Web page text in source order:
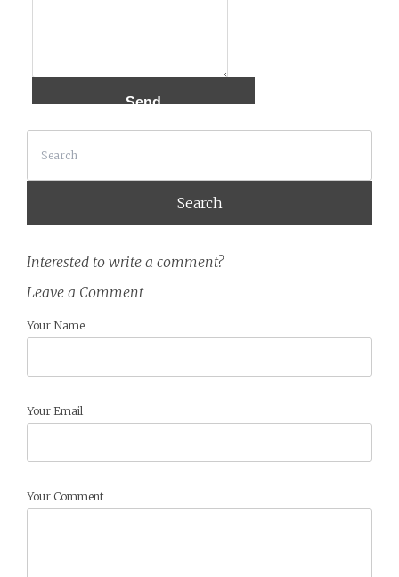
Interested to write a comment?
Leave a Comment
Your Name
Your Email
Your Comment